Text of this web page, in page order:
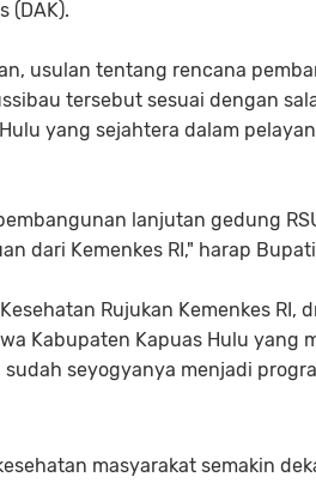
(DAK).
usulan tentang rencana
tersebut sesuai dengan
yang sejahtera dalam
lanjutan gedung
dari Kemenkes RI," harap
Rujukan Kemenkes RI,
Kabupaten Kapuas Hulu yang
sudah seyogyanya menjadi
masyarakat semakin